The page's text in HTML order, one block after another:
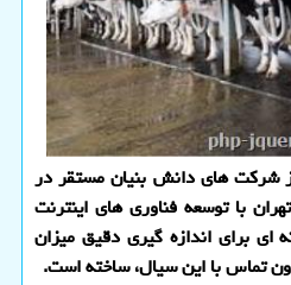
شرکت های دانش بنیان مستقر در
با توسعه فناوری های اینترنت
ای برای اندازه گیری دقیق میزان
تماس با این سیال، ساخته است.